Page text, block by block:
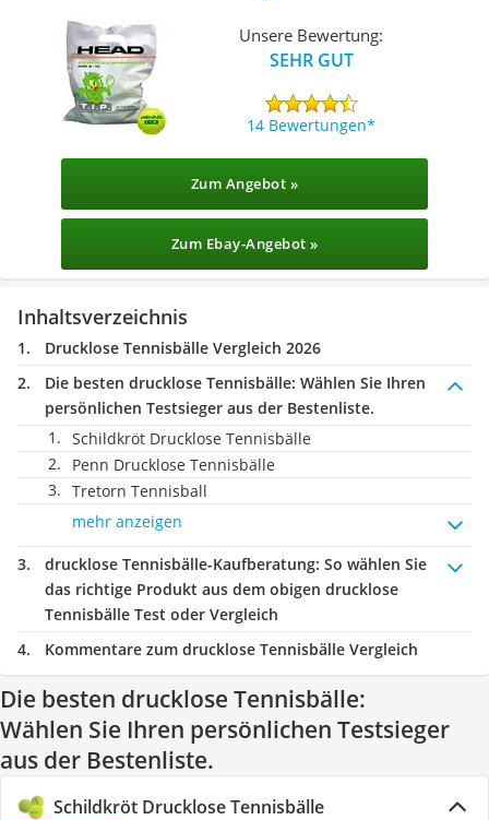
Unsere Bewertung:
SEHR GUT
14 Bewertungen
Zum Angebot »
Zum Ebay-Angebot »
Inhaltsverzeichnis
Drucklose Tennisbälle Vergleich 2026
Die besten drucklose Tennisbälle: Wählen Sie Ihren
persönlichen Testsieger aus der Bestenliste.
Schildkröt Drucklose Tennisbälle
Penn Drucklose Tennisbälle
Tretorn Tennisball
mehr anzeigen
drucklose Tennisbälle-Kaufberatung: So wählen Sie
das richtige Produkt aus dem obigen drucklose
Tennisbälle Test oder Vergleich
Kommentare zum drucklose Tennisbälle Vergleich
Die besten drucklose Tennisbälle:
Wählen Sie Ihren persönlichen Testsieger
aus der Bestenliste.
Schildkröt Drucklose Tennisbälle